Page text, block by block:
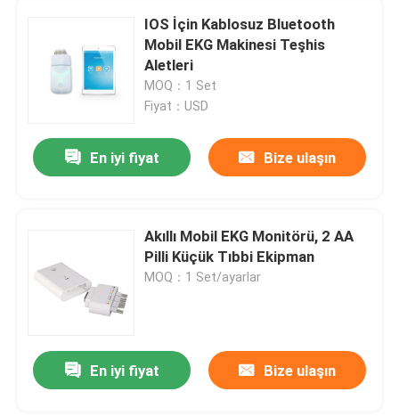
IOS İçin Kablosuz Bluetooth
Mobil EKG Makinesi Teşhis
Aletleri
MOQ：1 Set
Fiyat：USD
En iyi fiyat Bize ulaşın
Akıllı Mobil EKG Monitörü, 2 AA
Pilli Küçük Tıbbi Ekipman
MOQ：1 Set/ayarlar
En iyi fiyat Bize ulaşın